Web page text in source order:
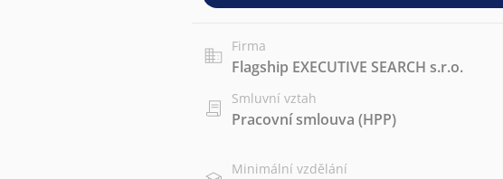
Firma
Flagship EXECUTIVE SEARCH s.r.o.
Smluvní vztah
Pracovní smlouva (HPP)
Minimální vzdělání